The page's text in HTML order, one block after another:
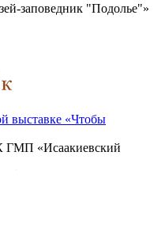
заповедник "Подолье"»
выставке «Чтобы
ГМП «Исаакиевский